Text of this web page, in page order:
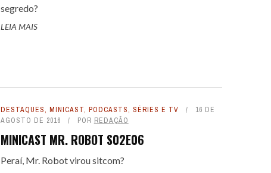
segredo?
LEIA MAIS
DESTAQUES, MINICAST, PODCASTS, SÉRIES E TV
16 DE
AGOSTO DE 2016
POR REDAÇÃO
MINICAST MR. ROBOT S02E06
Peraí, Mr. Robot virou sitcom?